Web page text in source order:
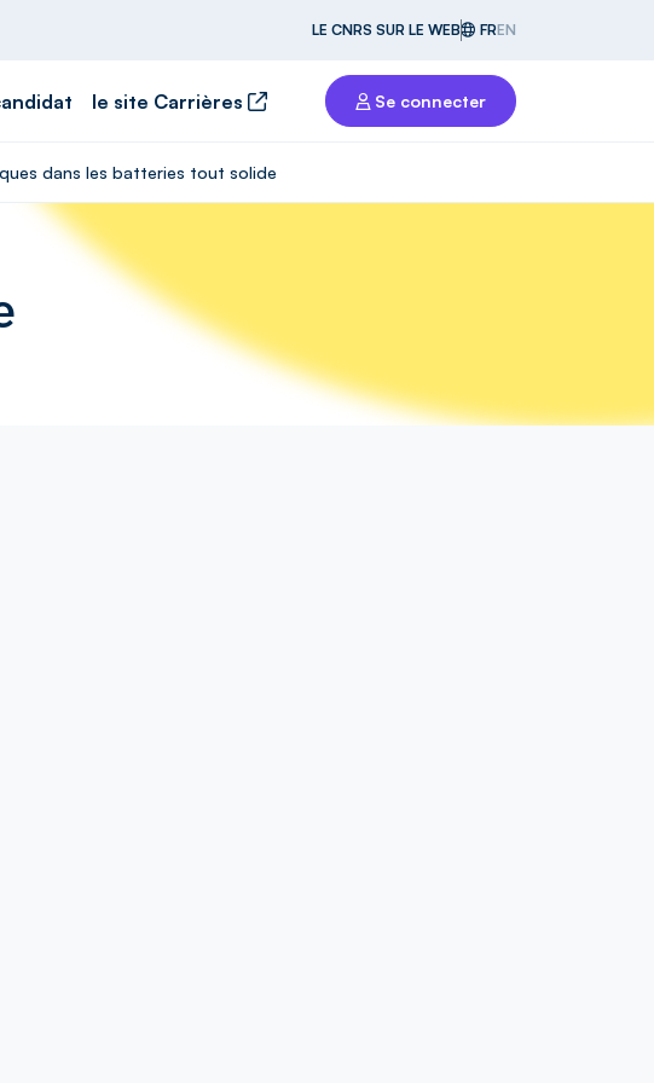
LE CNRS SUR LE WEB FREN
le site Carrières Se connecter
dans les batteries tout solide